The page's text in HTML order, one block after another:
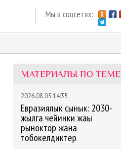
Мы в соцсетях:
МАТЕРИАЛЫ ПО ТЕМЕ
2026.08.05 14:35
Евразиялык сынык: 2030-
жылга чейинки жаңы
рыноктор жана
тобокелдиктер